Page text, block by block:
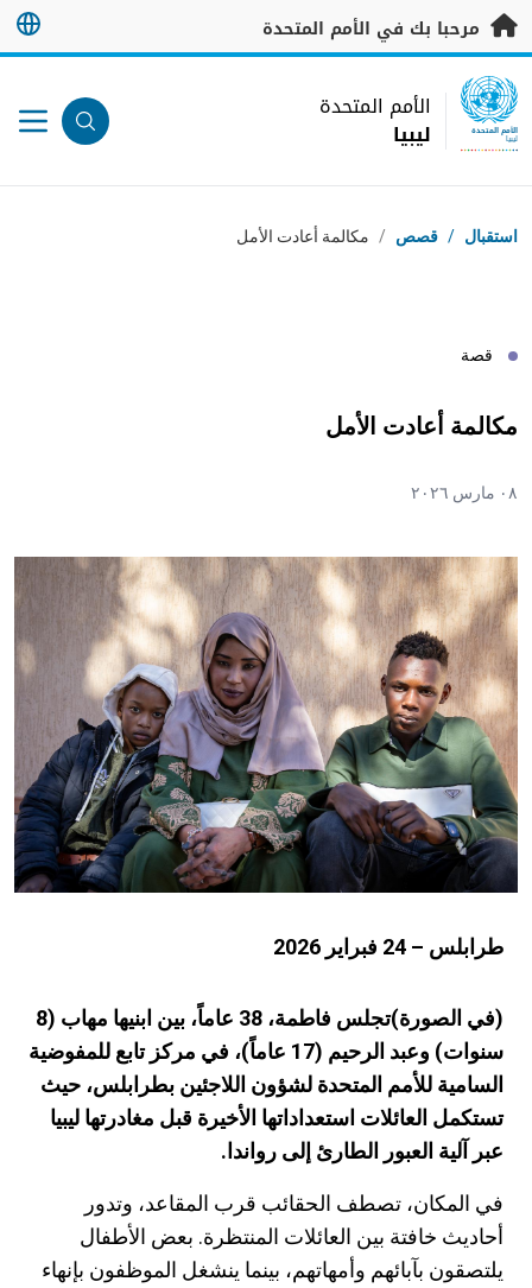
تخطى إلى المحتوى الرئيسي
مرحبا بك في الأمم المتحدة
UN Logo
الأمم المتحدة
ليبيا
الأمم المتحدة
ليبيا
مسار التنقل
استقبال / قصص / مكالمة أعادت الأمل
قصة
مكالمة أعادت الأمل
٠٨ مارس ٢٠٢٦
طرابلس – 24 فبراير 2026
(في الصورة)تجلس فاطمة، 38 عاماً، بين ابنيها مهاب (
8
سنوات) وعبد الرحيم (17 عاماً)، في مركز تابع للمفوضية
السامية للأمم المتحدة لشؤون اللاجئين بطرابلس، حيث
تستكمل العائلات استعداداتها الأخيرة قبل مغادرتها ليبيا
عبر آلية العبور الطارئ إلى رواندا.
في المكان، تصطف الحقائب قرب المقاعد، وتدور
أحاديث خافتة بين العائلات المنتظرة. بعض الأطفال
يلتصقون بآبائهم وأمهاتهم، بينما ينشغل الموظفون بإنهاء